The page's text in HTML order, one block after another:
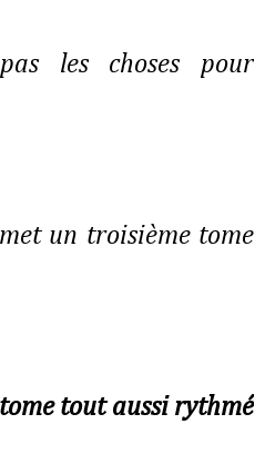
les choses pour
un troisième tome
tout aussi rythmé